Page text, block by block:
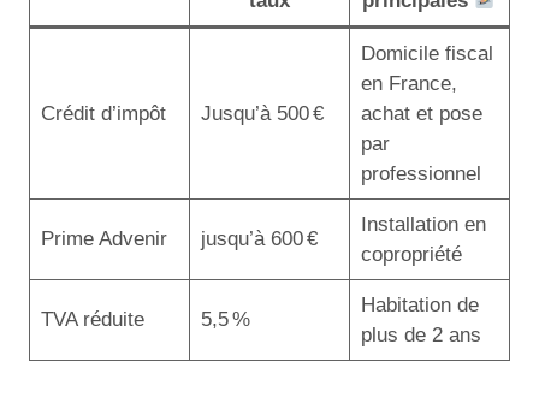
Crédit d’impôt Jusqu’à 500 €
Domicile fiscal
en France,
achat et pose
par
professionnel
Prime Advenir jusqu’à 600 €
Installation en
copropriété
TVA réduite 5,5 %
Habitation de
plus de 2 ans